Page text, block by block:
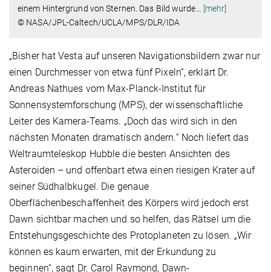
einem Hintergrund von Sternen. Das Bild wurde
[mehr]
© NASA/JPL-Caltech/UCLA/MPS/DLR/IDA
„Bisher hat Vesta auf unseren Navigationsbildern zwar nur
einen Durchmesser von etwa fünf Pixeln“, erklärt Dr.
Andreas Nathues vom Max-Planck-Institut für
Sonnensystemforschung (MPS), der wissenschaftliche
Leiter des Kamera-Teams. „Doch das wird sich in den
nächsten Monaten dramatisch ändern.“ Noch liefert das
Weltraumteleskop Hubble die besten Ansichten des
Asteroiden – und offenbart etwa einen riesigen Krater auf
seiner Südhalbkugel. Die genaue
Oberflächenbeschaffenheit des Körpers wird jedoch erst
Dawn sichtbar machen und so helfen, das Rätsel um die
Entstehungsgeschichte des Protoplaneten zu lösen. „Wir
können es kaum erwarten, mit der Erkundung zu
beginnen“, sagt Dr. Carol Raymond, Dawn-